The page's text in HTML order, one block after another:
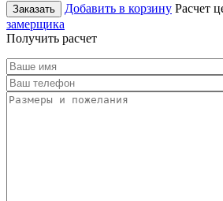
Заказать Добавить в корзину Расчет
замерщика
Получить расчет